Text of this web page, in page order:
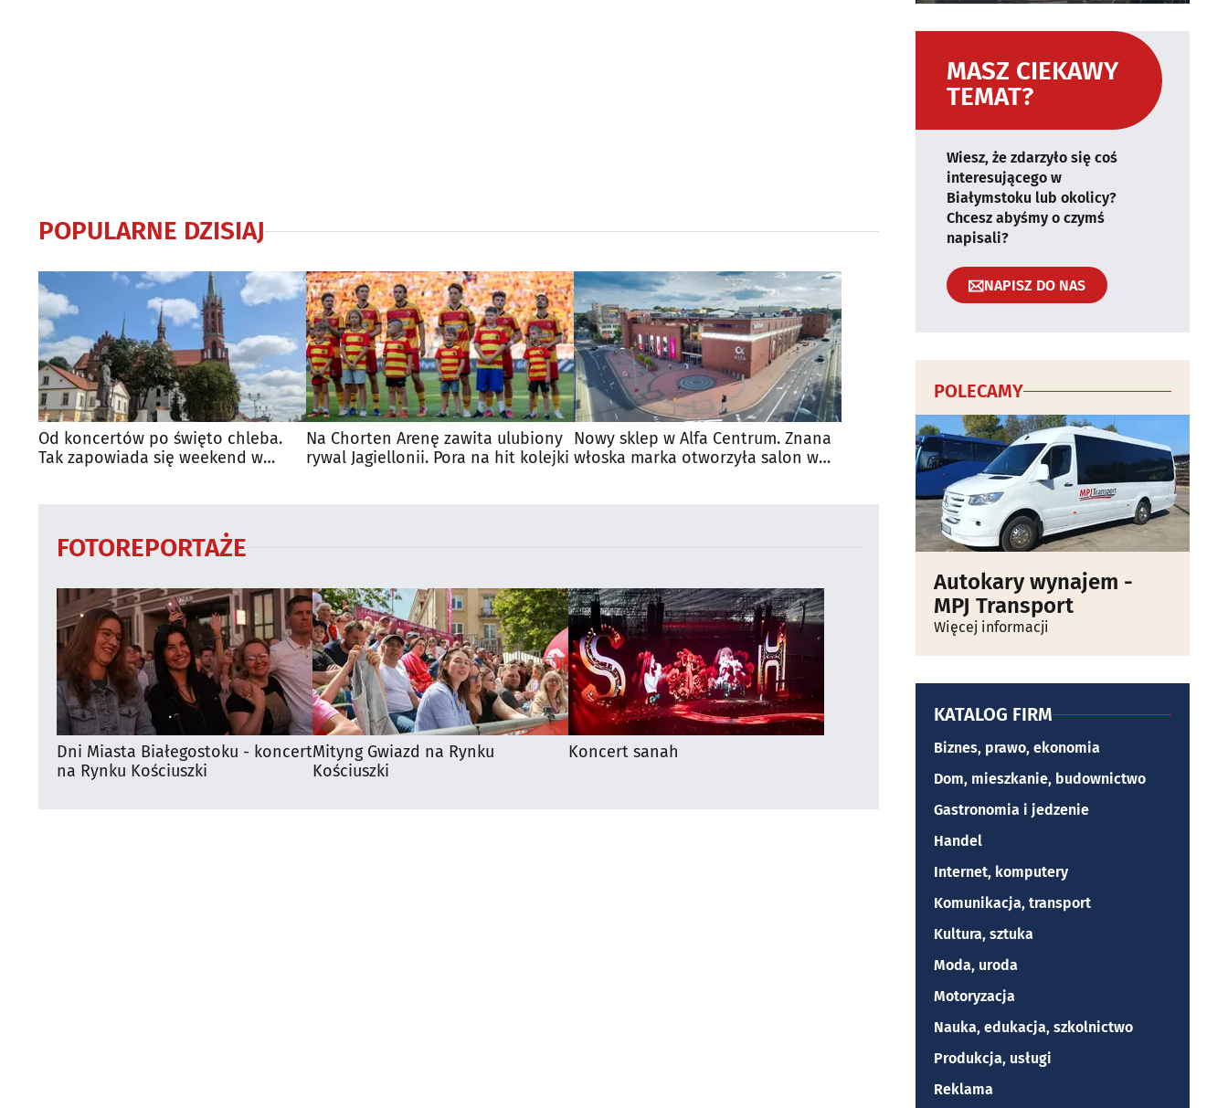
POPULARNE DZISIAJ
Od koncertów po święto chleba.
Tak zapowiada się weekend w
Na Chorten Arenę zawita ulubiony
rywal Jagiellonii. Pora na hit kolejki
Nowy sklep w Alfa Centrum. Znana
włoska marka otworzyła salon w
FOTOREPORTAŻE
Dni Miasta Białegostoku - koncert
na Rynku Kościuszki
Mityng Gwiazd na Rynku
Kościuszki
Koncert sanah
MASZ CIEKAWY
TEMAT?
Wiesz, że zdarzyło się coś
interesującego w
Białymstoku lub okolicy?
Chcesz abyśmy o czymś
napisali?
NAPISZ DO NAS
POLECAMY
Autokary wynajem -
MPJ Transport
Więcej informacji
KATALOG FIRM
Biznes, prawo, ekonomia
Dom, mieszkanie, budownictwo
Gastronomia i jedzenie
Handel
Internet, komputery
Komunikacja, transport
Kultura, sztuka
Moda, uroda
Motoryzacja
Nauka, edukacja, szkolnictwo
Produkcja, usługi
Reklama